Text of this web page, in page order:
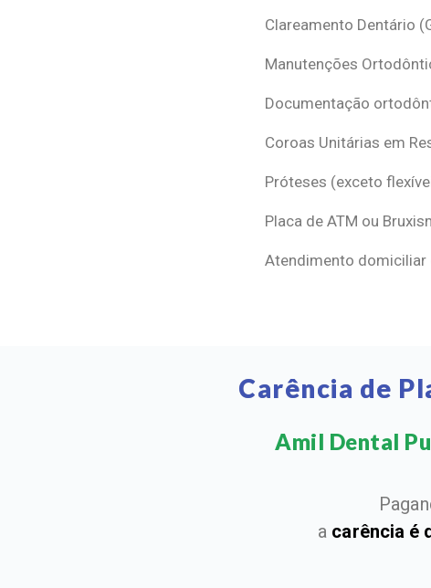
Clareamento Dentário
Manutenções
Documentação
Coroas Unitárias em
Próteses (exceto
Placa de ATM ou
Atendimento domiciliar
Carência de
Amil Dental
a carência é